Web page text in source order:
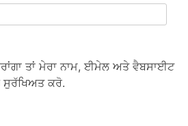
ਤਾਂ ਮੇਰਾ ਨਾਮ, ਈਮੇਲ ਅਤੇ ਵੈਬਸਾਈਟ
ਸੁਰੱਖਿਅਤ ਕਰੋ.